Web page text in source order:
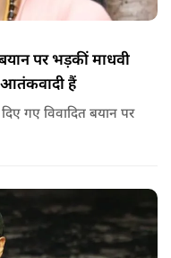
पर भड़कीं माधवी
आतंकवादी हैं
गए विवादित बयान पर